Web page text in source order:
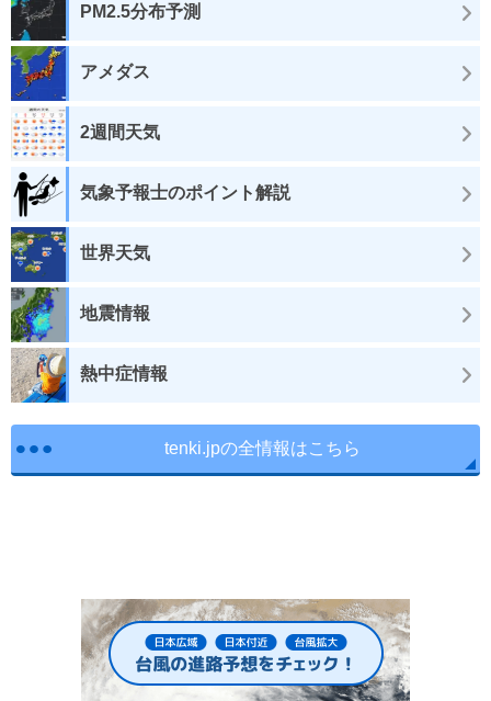
PM2.5分布予測
アメダス
2週間天気
気象予報士のポイント解説
世界天気
地震情報
熱中症情報
tenki.jpの全情報はこちら